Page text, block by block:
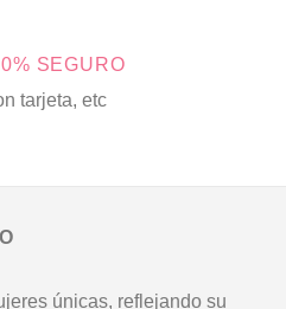
SEGURO
tarjeta, etc
únicas, reflejando su